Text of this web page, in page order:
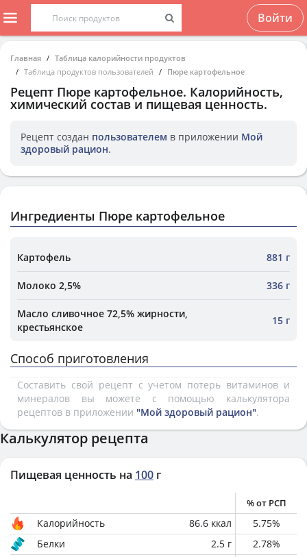
Войти
Главная
Таблица калорийности продуктов
Таблица продуктов пользователей
Пюре картофельное
Рецепт Пюре картофельное. Калорийность,
химический состав и пищевая ценность.
Рецепт создан пользователем в приложении Мой
здоровый рацион.
Ингредиенты Пюре картофельное
Картофель 881 г
Молоко 2,5% 336 г
Масло сливочное 72,5% жирности,
крестьянское
15 г
Способ приготовления
Составить свой рецепт с учетом потерь витаминов и
минералов вы можете с помощью калькулятора
рецептов в приложении "Мой здоровый рацион".
Калькулятор рецепта
Пищевая ценность на 100 г
% от РСП
Калорийность 86.6 ккал 5.75%
Белки
2.5 г 2.78%